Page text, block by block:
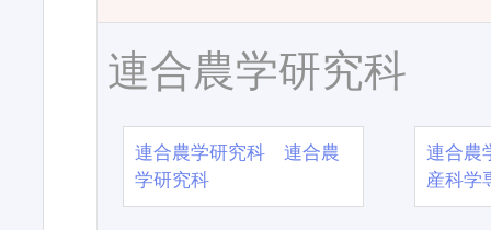
連合農学研究科
連合農学研究科 連合農
学研究科
連合農
産科学